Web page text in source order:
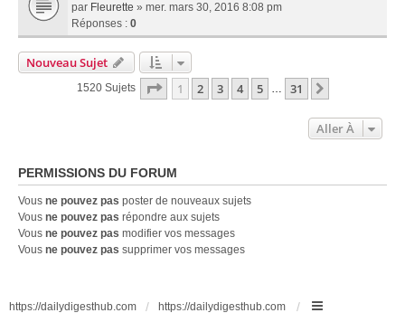
par Fleurette » mer. mars 30, 2016 8:08 pm
Réponses : 0
Nouveau Sujet
1520 Sujets Page 1Sur31
1 2 3 4 5 … 31
Aller À
PERMISSIONS DU FORUM
Vous ne pouvez pas poster de nouveaux sujets
Vous ne pouvez pas répondre aux sujets
Vous ne pouvez pas modifier vos messages
Vous ne pouvez pas supprimer vos messages
https://dailydigesthub.com https://dailydigesthub.com